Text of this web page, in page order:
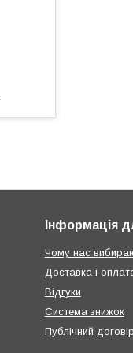
Інформація
Чому нас
Доставка і
Відгуки
Система знижок
Публічний